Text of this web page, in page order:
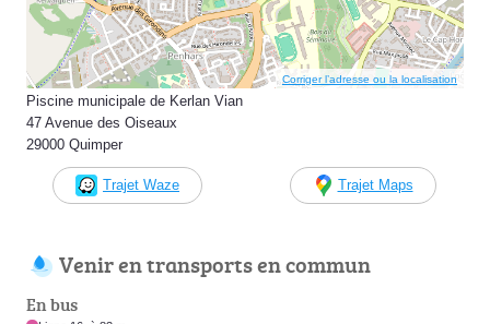
Corriger l’adresse ou la localisation
Piscine municipale de Kerlan Vian
47 Avenue des Oiseaux
29000 Quimper
Trajet Waze Trajet Maps
Venir en transports en commun
En bus